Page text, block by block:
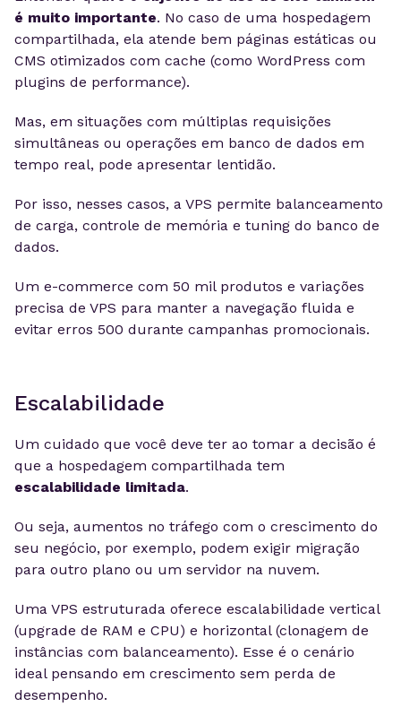
é muito importante. No caso de uma hospedagem
compartilhada, ela atende bem páginas estáticas ou
CMS otimizados com cache (como WordPress com
plugins de performance).
Mas, em situações com múltiplas requisições
simultâneas ou operações em banco de dados em
tempo real, pode apresentar lentidão.
Por isso, nesses casos, a VPS permite balanceamento
de carga, controle de memória e tuning do banco de
dados.
Um e-commerce com 50 mil produtos e variações
precisa de VPS para manter a navegação fluida e
evitar erros 500 durante campanhas promocionais.
Escalabilidade
Um cuidado que você deve ter ao tomar a decisão é
que a hospedagem compartilhada tem
escalabilidade limitada.
Ou seja, aumentos no tráfego com o crescimento do
seu negócio, por exemplo, podem exigir migração
para outro plano ou um servidor na nuvem.
Uma VPS estruturada oferece escalabilidade vertical
(upgrade de RAM e CPU) e horizontal (clonagem de
instâncias com balanceamento). Esse é o cenário
ideal pensando em crescimento sem perda de
desempenho.